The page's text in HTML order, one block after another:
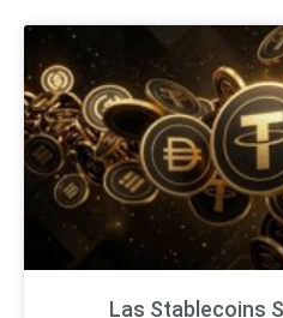
Las Stablecoins